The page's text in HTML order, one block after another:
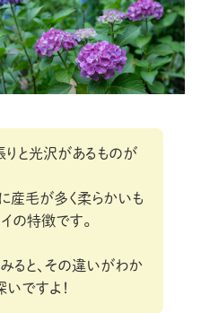
りと光沢があるものが
産毛が多く柔らかいも
の特徴です。
ると、その違いがわか
いですよ！